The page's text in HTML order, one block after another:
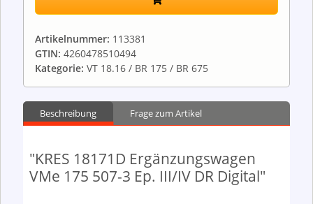
Artikelnummer: 113381
GTIN: 4260478510494
Kategorie: VT 18.16 / BR 175 / BR 675
Beschreibung Frage zum Artikel
"KRES 18171D Ergänzungswagen
VMe 175 507-3 Ep. III/IV DR Digital"